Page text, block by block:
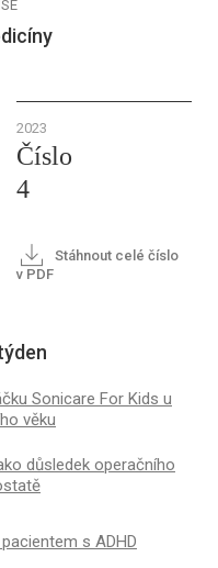
2023
Číslo
4
Stáhnout celé číslo
v PDF
Sonicare For Kids u
věku
důsledek operačního
s ADHD